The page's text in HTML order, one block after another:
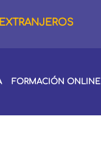
FORMACIÓN ONLINE